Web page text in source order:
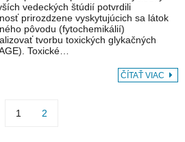
vedeckých štúdií potvrdili
prirozdzene vyskytujúcich sa látok
pôvodu (fytochemikálií)
tvorbu toxických glykačných
Toxické…
ČÍTAŤ VIAC
1 2